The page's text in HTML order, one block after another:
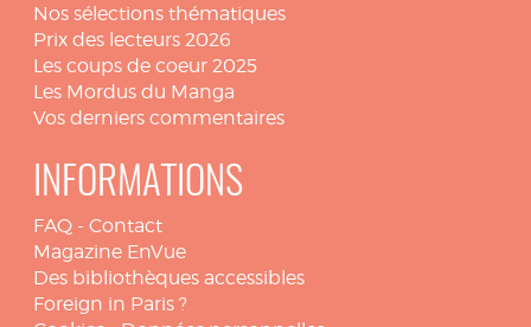
Nos sélections thématiques
Prix des lecteurs 2026
Les coups de coeur 2025
Les Mordus du Manga
Vos derniers commentaires
INFORMATIONS
FAQ - Contact
Magazine EnVue
Des bibliothèques accessibles
Foreign in Paris ?